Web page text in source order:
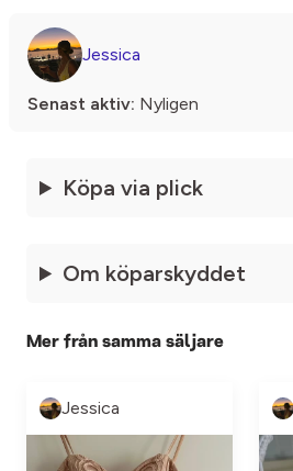
Jessica
Senast aktiv: Nyligen
Köpa via plick
Om köparskyddet
Mer från samma säljare
Jessica